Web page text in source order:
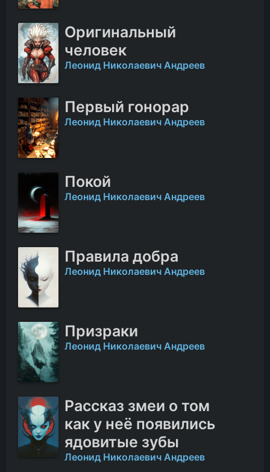
Оригинальный
человек
Леонид Николаевич Андреев
Первый гонорар
Леонид Николаевич Андреев
Покой
Леонид Николаевич Андреев
Правила добра
Леонид Николаевич Андреев
Призраки
Леонид Николаевич Андреев
Рассказ змеи о том
как у неё появились
ядовитые зубы
Леонид Николаевич Андреев